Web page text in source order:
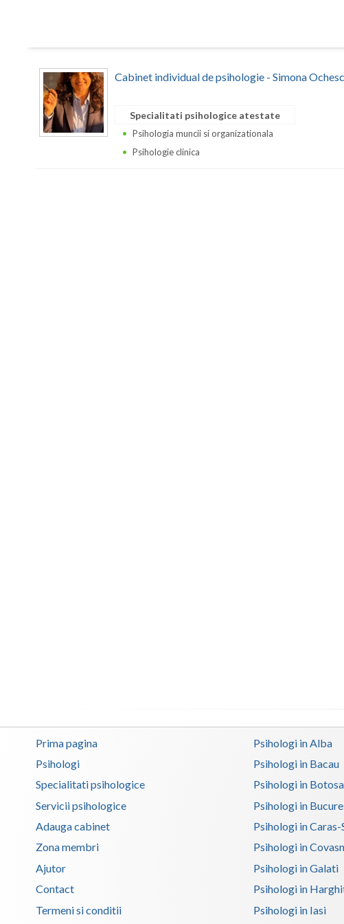
Cabinet individual de psihologie - Simona
Specialitati psihologice atestate
Psihologia muncii si organizationala
Psihologie clinica
Prima pagina
Psihologi
Specialitati psihologice
Servicii psihologice
Adauga cabinet
Zona membri
Ajutor
Contact
Termeni si conditii
Psihologi in Alba
Psihologi in Bacau
Psihologi in
Psihologi in
Psihologi in Caras-
Psihologi in
Psihologi in Galati
Psihologi in
Psihologi in Iasi